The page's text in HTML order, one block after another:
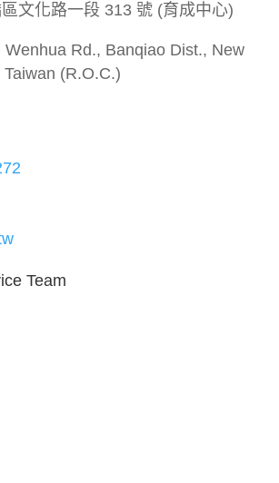
文化路一段 313 號 (育成中心)
Wenhua Rd., Banqiao Dist., New
(R.O.C.)
Team